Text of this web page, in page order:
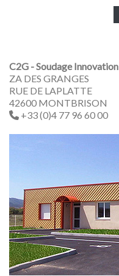
C2G - Soudage Innovation
ZA DES GRANGES
RUE DE LAPLATTE
42600 MONTBRISON
+33 (0)4 77 96 60 00